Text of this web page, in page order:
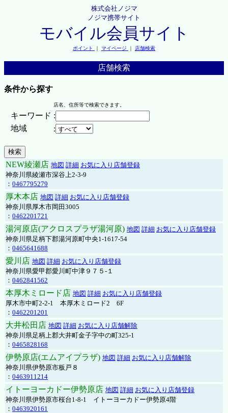
株式会社ノジマ
ノジマ携帯サイト
モバイル会員サイト
ポイント ｜ マイページ ｜ 店舗検索
店舗検索
条件から探す
店名、住所等で検索できます。
キーワード :
地域
:
NEW綾瀬店 地図 詳細 お気に入り店舗登録
神奈川県綾瀬市深谷上2-3-9
： 0467795279
厚木本店 地図 詳細 お気に入り店舗登録
神奈川県厚木市岡田3005
： 0462201721
湯河原店(アクロスプラザ湯河原) 地図 詳細 お気に入り店舗登録
神奈川県足柄下郡湯河原町中央1-1617-54
： 0465641688
愛川店 地図 詳細 お気に入り店舗登録
神奈川県愛甲郡愛川町中津９７５-１
： 0462841562
本厚木ミロード店 地図 詳細 お気に入り店舗登録
厚木市中町2-2-1 本厚木ミロード2 6F
： 0462201201
大井松田店 地図 詳細 お気に入り店舗解除
神奈川県足柄上郡大井町金子字中の町325-1
： 0465828168
伊勢原店(エムアイプラザ) 地図 詳細 お気に入り店舗解除
神奈川県伊勢原市板戸８
： 0463911214
イトーヨーカドー伊勢原店 地図 詳細 お気に入り店舗登録
神奈川県伊勢原市桜台1-8-1 イトーヨーカドー伊勢原4階
： 0463920161